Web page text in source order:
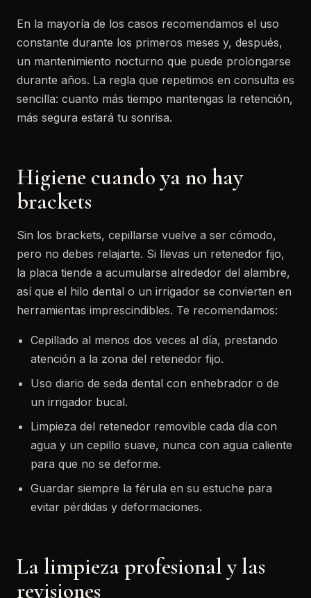
En la mayoría de los casos recomendamos el uso
constante durante los primeros meses y, después,
un mantenimiento nocturno que puede prolongarse
durante años. La regla que repetimos en consulta es
sencilla: cuanto más tiempo mantengas la retención,
más segura estará tu sonrisa.
Higiene cuando ya no hay
brackets
Sin los brackets, cepillarse vuelve a ser cómodo,
pero no debes relajarte. Si llevas un retenedor fijo,
la placa tiende a acumularse alrededor del alambre,
así que el hilo dental o un irrigador se convierten en
herramientas imprescindibles. Te recomendamos:
Cepillado al menos dos veces al día, prestando
atención a la zona del retenedor fijo.
Uso diario de seda dental con enhebrador o de
un irrigador bucal.
Limpieza del retenedor removible cada día con
agua y un cepillo suave, nunca con agua caliente
para que no se deforme.
Guardar siempre la férula en su estuche para
evitar pérdidas y deformaciones.
La limpieza profesional y las
revisiones